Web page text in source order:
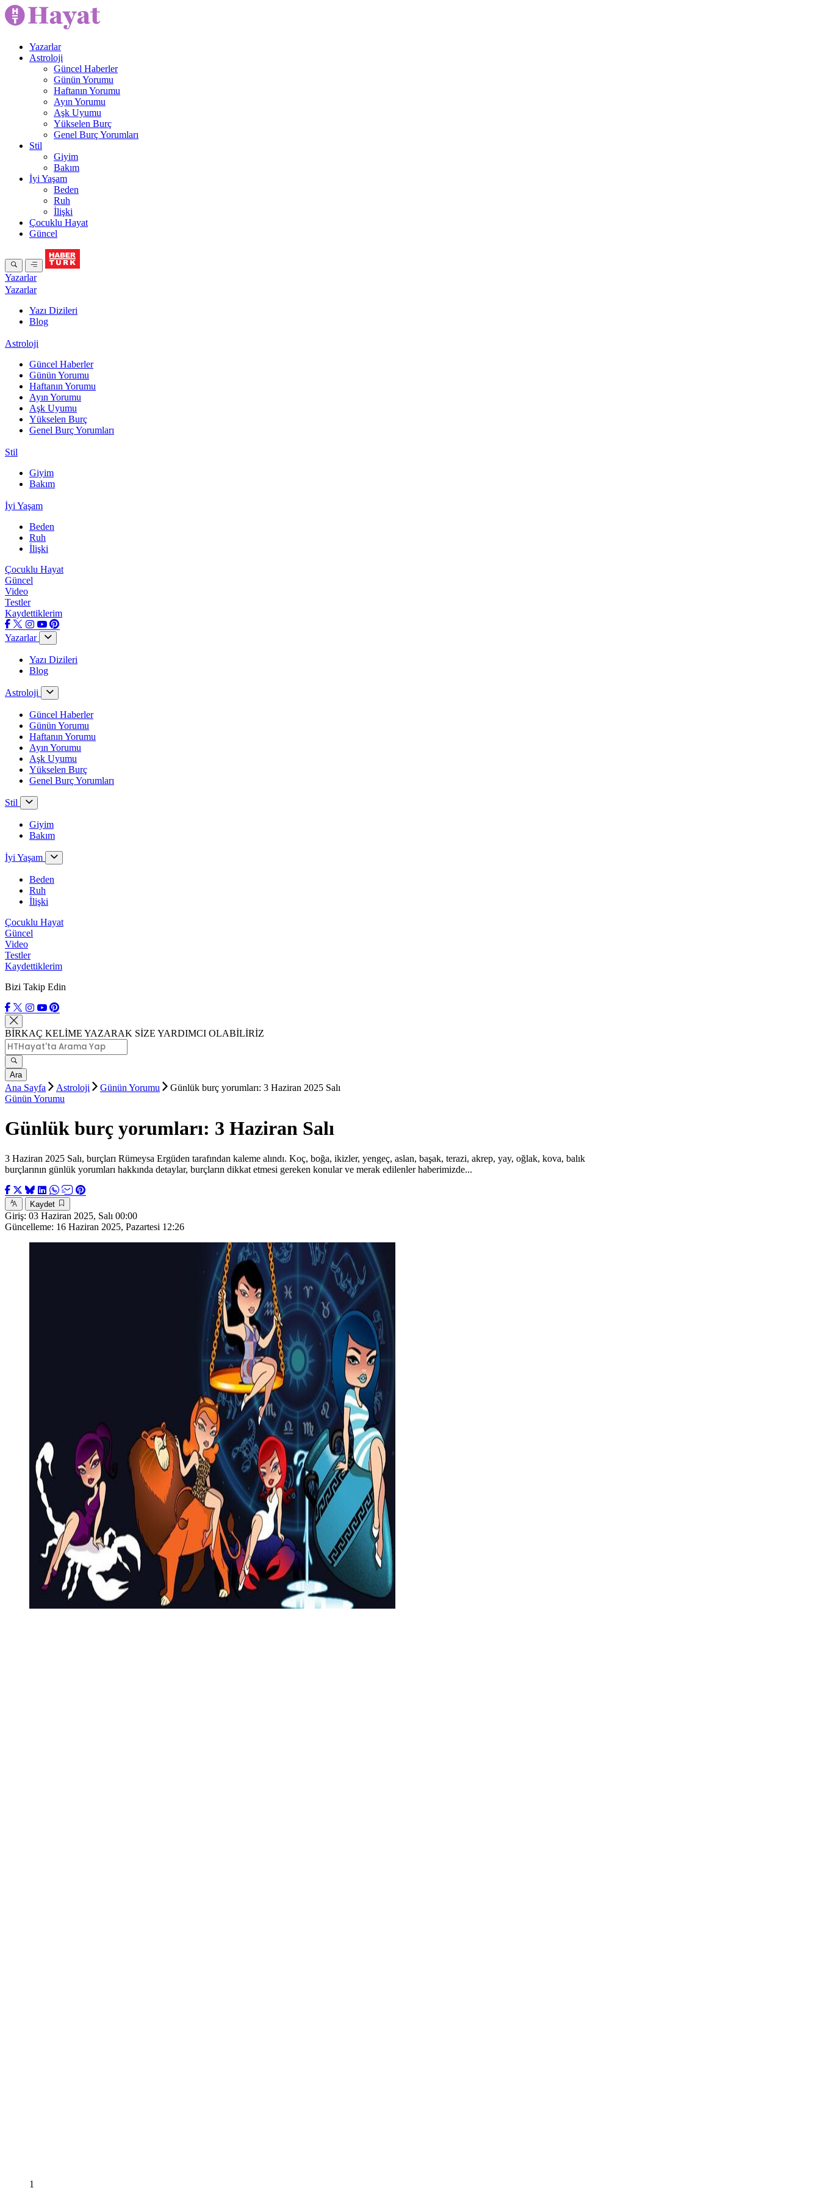
Yazarlar
Astroloji
Güncel Haberler
Günün Yorumu
Haftanın Yorumu
Ayın Yorumu
Aşk Uyumu
Yükselen Burç
Genel Burç Yorumları
Stil
Giyim
Bakım
İyi Yaşam
Beden
Ruh
İlişki
Çocuklu Hayat
Güncel
Yazarlar
Yazarlar
Yazı Dizileri
Blog
Astroloji
Güncel Haberler
Günün Yorumu
Haftanın Yorumu
Ayın Yorumu
Aşk Uyumu
Yükselen Burç
Genel Burç Yorumları
Stil
Giyim
Bakım
İyi Yaşam
Beden
Ruh
İlişki
Çocuklu Hayat
Güncel
Video
Testler
Kaydettiklerim
Yazarlar
Yazı Dizileri
Blog
Astroloji
Güncel Haberler
Günün Yorumu
Haftanın Yorumu
Ayın Yorumu
Aşk Uyumu
Yükselen Burç
Genel Burç Yorumları
Stil
Giyim
Bakım
İyi Yaşam
Beden
Ruh
İlişki
Çocuklu Hayat
Güncel
Video
Testler
Kaydettiklerim
Bizi Takip Edin
BİRKAÇ KELİME YAZARAK SİZE YARDIMCI OLABİLİRİZ
Ara
Ana Sayfa Astroloji Günün Yorumu
Günlük burç yorumları: 3 Haziran 2025 Salı
Günün Yorumu
Günlük burç yorumları: 3 Haziran Salı
3 Haziran 2025 Salı, burçları Rümeysa Ergüden tarafından kaleme alındı. Koç, boğa, ikizler, yengeç, aslan, başak, terazi, akrep, yay, oğlak, kova, balık
burçlarının günlük yorumları hakkında detaylar, burçların dikkat etmesi gereken konular ve merak edilenler haberimizde...
Kaydet
Giriş: 03 Haziran 2025, Salı 00:00
Güncelleme: 16 Haziran 2025, Pazartesi 12:26
1